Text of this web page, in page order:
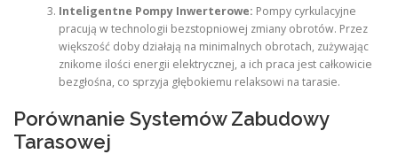
Inteligentne Pompy Inwerterowe: Pompy cyrkulacyjne
pracują w technologii bezstopniowej zmiany obrotów. Przez
większość doby działają na minimalnych obrotach, zużywając
znikome ilości energii elektrycznej, a ich praca jest całkowicie
bezgłośna, co sprzyja głębokiemu relaksowi na tarasie.
Porównanie Systemów Zabudowy
Tarasowej